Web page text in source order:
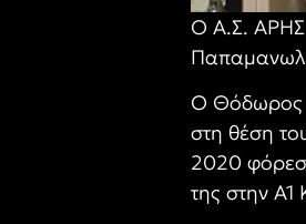
Ο Α.Σ. ΑΡΗΣ
Ο Θόδωρος
στη θέση
2020
της στην Α1